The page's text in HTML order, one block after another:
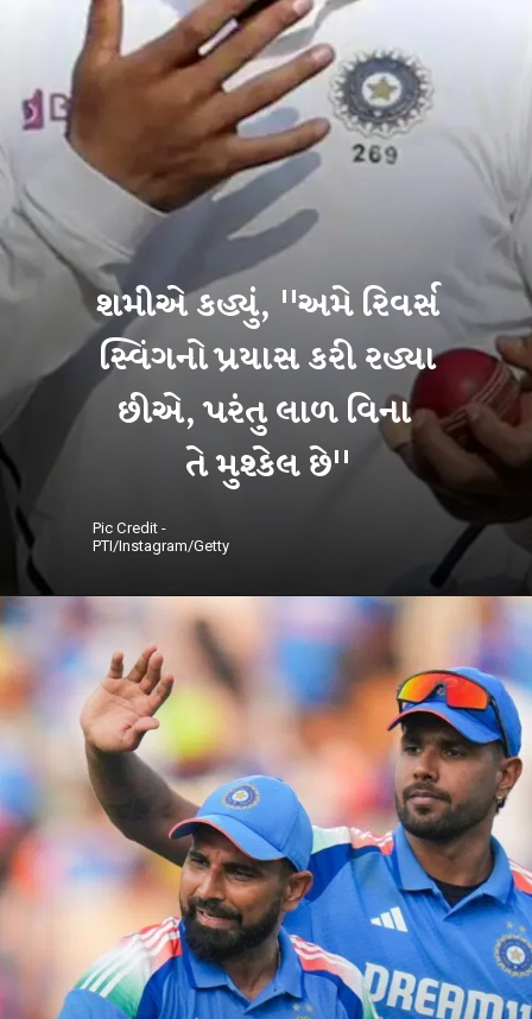
શમીએ કહ્યું, "અમે રિવર્સ
સ્વિંગનો પ્રયાસ કરી રહ્યા
છીએ, પરંતુ લાળ વિના
તે મુશ્કેલ છે"
Pic Credit -
PTI/Instagram/Getty